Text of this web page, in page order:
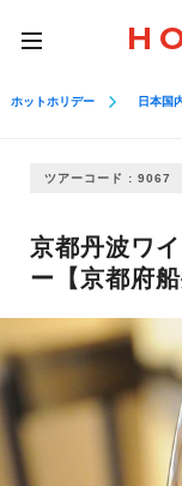
toggle
navigation
ホットホリデー 日本国
ツアーコード : 9067
京都丹波ワ
ー【京都府船